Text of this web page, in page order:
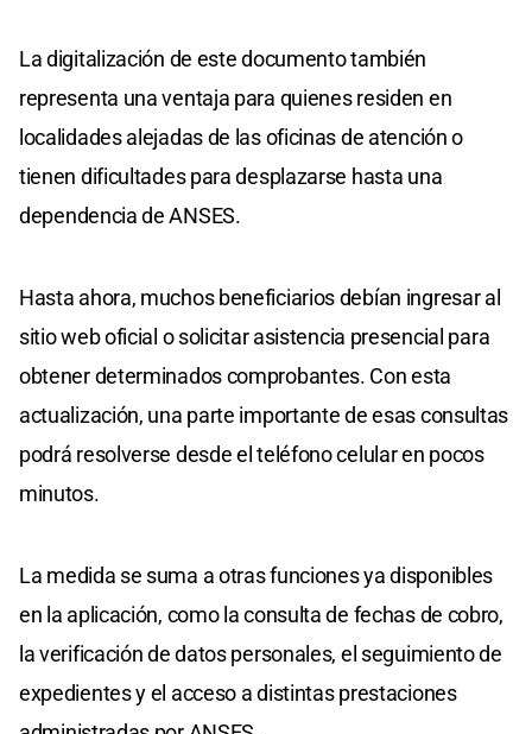
La digitalización de este documento también
representa una ventaja para quienes residen en
localidades alejadas de las oficinas de atención o
tienen dificultades para desplazarse hasta una
dependencia de ANSES.
Hasta ahora, muchos beneficiarios debían ingresar al
sitio web oficial o solicitar asistencia presencial para
obtener determinados comprobantes. Con esta
actualización, una parte importante de esas consultas
podrá resolverse desde el teléfono celular en pocos
minutos.
La medida se suma a otras funciones ya disponibles
en la aplicación, como la consulta de fechas de cobro,
la verificación de datos personales, el seguimiento de
expedientes y el acceso a distintas prestaciones